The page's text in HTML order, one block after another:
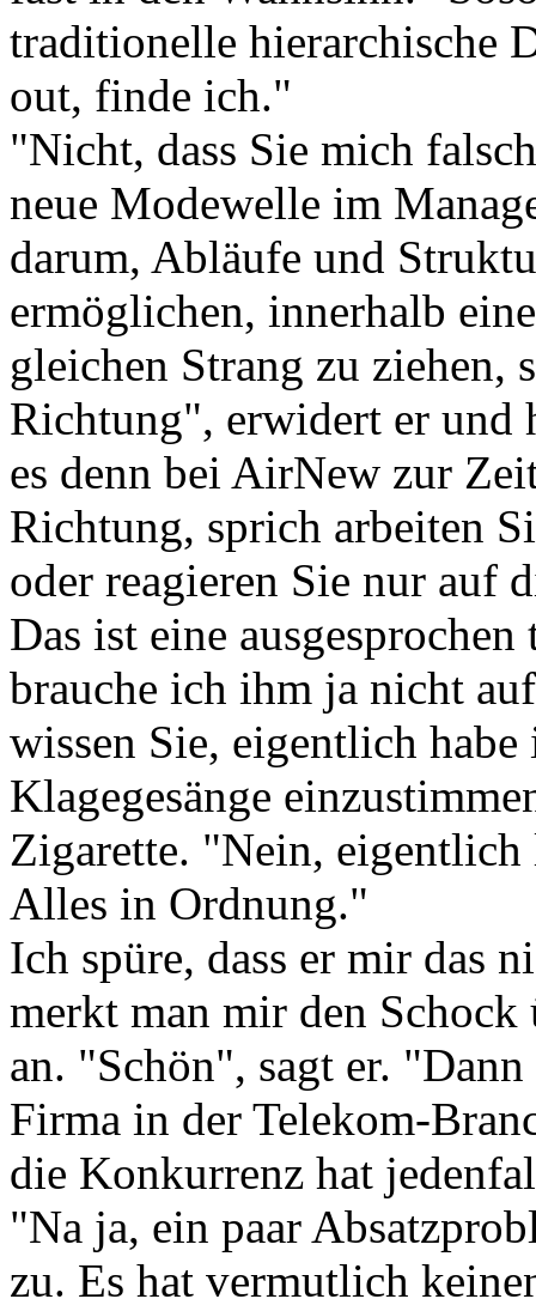
traditionelle hierarchische
out, finde ich."
"Nicht, dass Sie mich
neue Modewelle im
darum, Abläufe und
ermöglichen, innerhalb
gleichen Strang zu ziehen,
Richtung", erwidert er und
es denn bei AirNew zur
Richtung, sprich arbeiten
oder reagieren Sie nur auf
Das ist eine
brauche ich ihm ja nicht
wissen Sie, eigentlich
Klagegesänge
Zigarette. "Nein, eigentlich
Alles in Ordnung."
Ich spüre, dass er mir das
merkt man mir den
an. "Schön", sagt er.
Firma in der Telekom-
die Konkurrenz hat
"Na ja, ein paar
zu. Es hat vermutlich